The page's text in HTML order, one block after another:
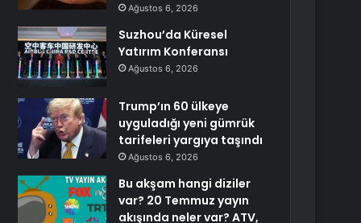
Ağustos 6, 2026
Suzhou’da Küresel
Yatırım Konferansı
Ağustos 6, 2026
Trump’ın 60 ülkeye
uyguladığı yeni gümrük
tarifeleri yargıya taşındı
Ağustos 6, 2026
Bu akşam hangi diziler
var? 20 Temmuz yayın
akışında neler var? ATV,